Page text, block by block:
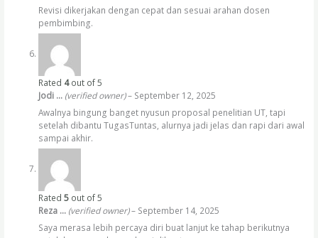
Revisi dikerjakan dengan cepat dan sesuai arahan dosen
pembimbing.
Rated 4out of 5
Jodi … (verified owner) – September 12, 2025
Awalnya bingung banget nyusun proposal penelitian UT, tapi
setelah dibantu TugasTuntas, alurnya jadi jelas dan rapi dari awal
sampai akhir.
Rated 5out of 5
Reza … (verified owner) – September 14, 2025
Saya merasa lebih percaya diri buat lanjut ke tahap berikutnya